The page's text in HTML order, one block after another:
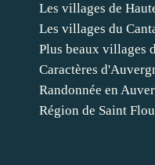
Les villages de
Les villages du
Plus beaux villages
Caractères
Randonnée en
Région de Saint